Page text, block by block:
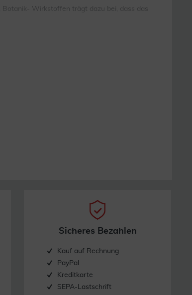
Wirkstoffen trägt dazu bei, dass das
Sicheres Bezahlen
Kauf auf Rechnung
PayPal
Kreditkarte
SEPA-Lastschrift